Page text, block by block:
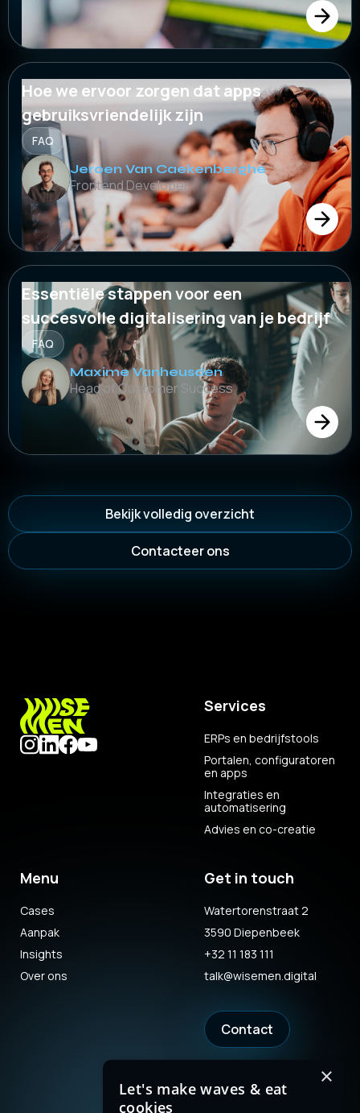
Hoe we ervoor zorgen dat apps
gebruiksvriendelijk zijn
FAQ
Jeroen Van Caekenberghe
Frontend Developer
Essentiële stappen voor een
succesvolle digitalisering van je bedrijf
FAQ
Maxime Vanheusden
Head of Customer Success
Bekijk volledig overzicht
Contacteer ons
Services
ERPs en bedrijfstools
Portalen, configuratoren
en apps
Integraties en
automatisering
Advies en co-creatie
Menu
Cases
Aanpak
Insights
Over ons
Get in touch
Watertorenstraat 2
3590 Diepenbeek
+32 11 183 111
talk@wisemen.digital
Contact
×
Let's make waves & eat
cookies